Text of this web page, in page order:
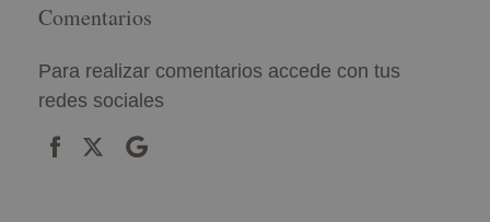
Comentarios
Para realizar comentarios accede con tus
redes sociales